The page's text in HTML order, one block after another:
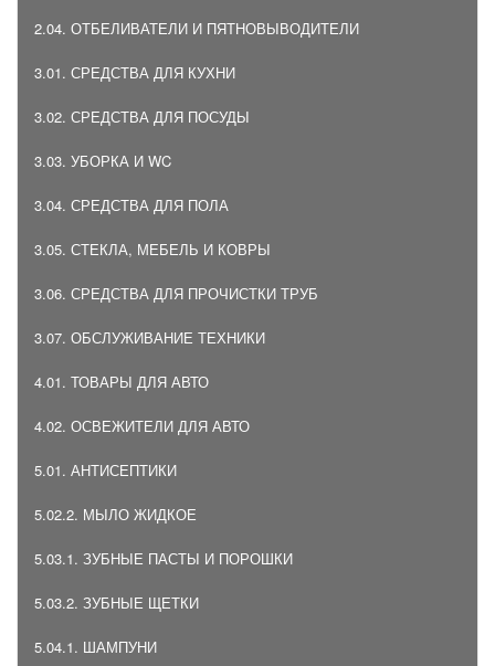
2.04. ОТБЕЛИВАТЕЛИ И ПЯТНОВЫВОДИТЕЛИ
3.01. СРЕДСТВА ДЛЯ КУХНИ
3.02. СРЕДСТВА ДЛЯ ПОСУДЫ
3.03. УБОРКА И WC
3.04. СРЕДСТВА ДЛЯ ПОЛА
3.05. СТЕКЛА, МЕБЕЛЬ И КОВРЫ
3.06. СРЕДСТВА ДЛЯ ПРОЧИСТКИ ТРУБ
3.07. ОБСЛУЖИВАНИЕ ТЕХНИКИ
4.01. ТОВАРЫ ДЛЯ АВТО
4.02. ОСВЕЖИТЕЛИ ДЛЯ АВТО
5.01. АНТИСЕПТИКИ
5.02.2. МЫЛО ЖИДКОЕ
5.03.1. ЗУБНЫЕ ПАСТЫ И ПОРОШКИ
5.03.2. ЗУБНЫЕ ЩЕТКИ
5.04.1. ШАМПУНИ